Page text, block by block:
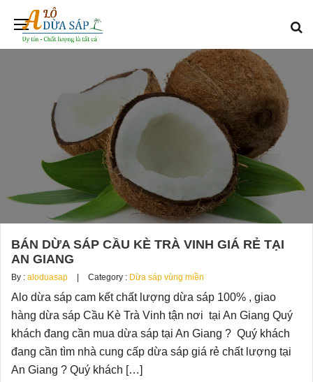
BÁN DỪA SÁP CẦU KÈ TRÀ VINH GIÁ RẺ TẠI
AN GIANG
By : aloduasap Category : Dừa sáp vùng miền
Alo dừa sáp cam kết chất lượng dừa sáp 100% , giao
hàng dừa sáp Cầu Kè Trà Vinh tận nơi tại An Giang Quý
khách đang cần mua dừa sáp tại An Giang ? Quý khách
đang cần tìm nhà cung cấp dừa sáp giá rẻ chất lượng tại
An Giang ? Quý khách […]